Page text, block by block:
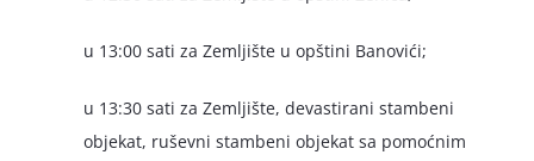
u 13:00 sati za Zemljište u opštini Banovići;
u 13:30 sati za Zemljište, devastirani stambeni
objekat, ruševni stambeni objekat sa pomoćnim